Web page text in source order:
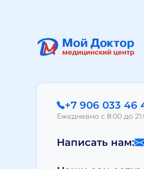
+7 906 033 46
Ежедневно с 8:00 до
Написать нам: